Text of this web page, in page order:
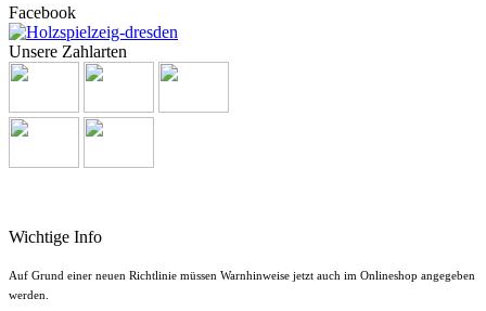
Facebook
Unsere Zahlarten
Wichtige Info
Auf Grund einer neuen Richtlinie müssen Warnhinweise jetzt auch im Onlineshop angegeben
werden.